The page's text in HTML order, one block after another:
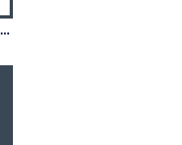
Валторна BRAHNER "Bb" FHN-780